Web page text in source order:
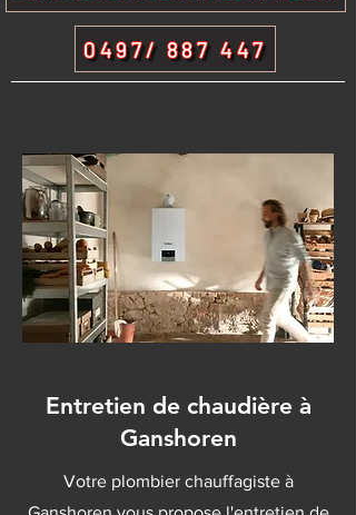
0497/ 887 447
Entretien de chaudière à
Ganshoren
Votre plombier chauffagiste à